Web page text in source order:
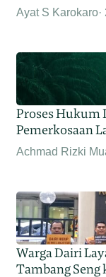
Ayat S Karokaro
Proses Hukum
Pemerkosaan
Achmad Rizki
Warga Dairi
Tambang